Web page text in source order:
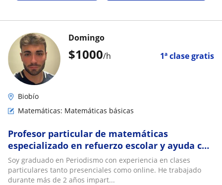
$1000/h 1ª clase gratis
Domingo
Biobío
Matemáticas: Matemáticas básicas
Profesor particular de matemáticas
especializado en refuerzo escolar y ayuda con
los deberes para niños
Soy graduado en Periodismo con experiencia en clases
particulares tanto presenciales como online. He trabajado
durante más de 2 años impart...